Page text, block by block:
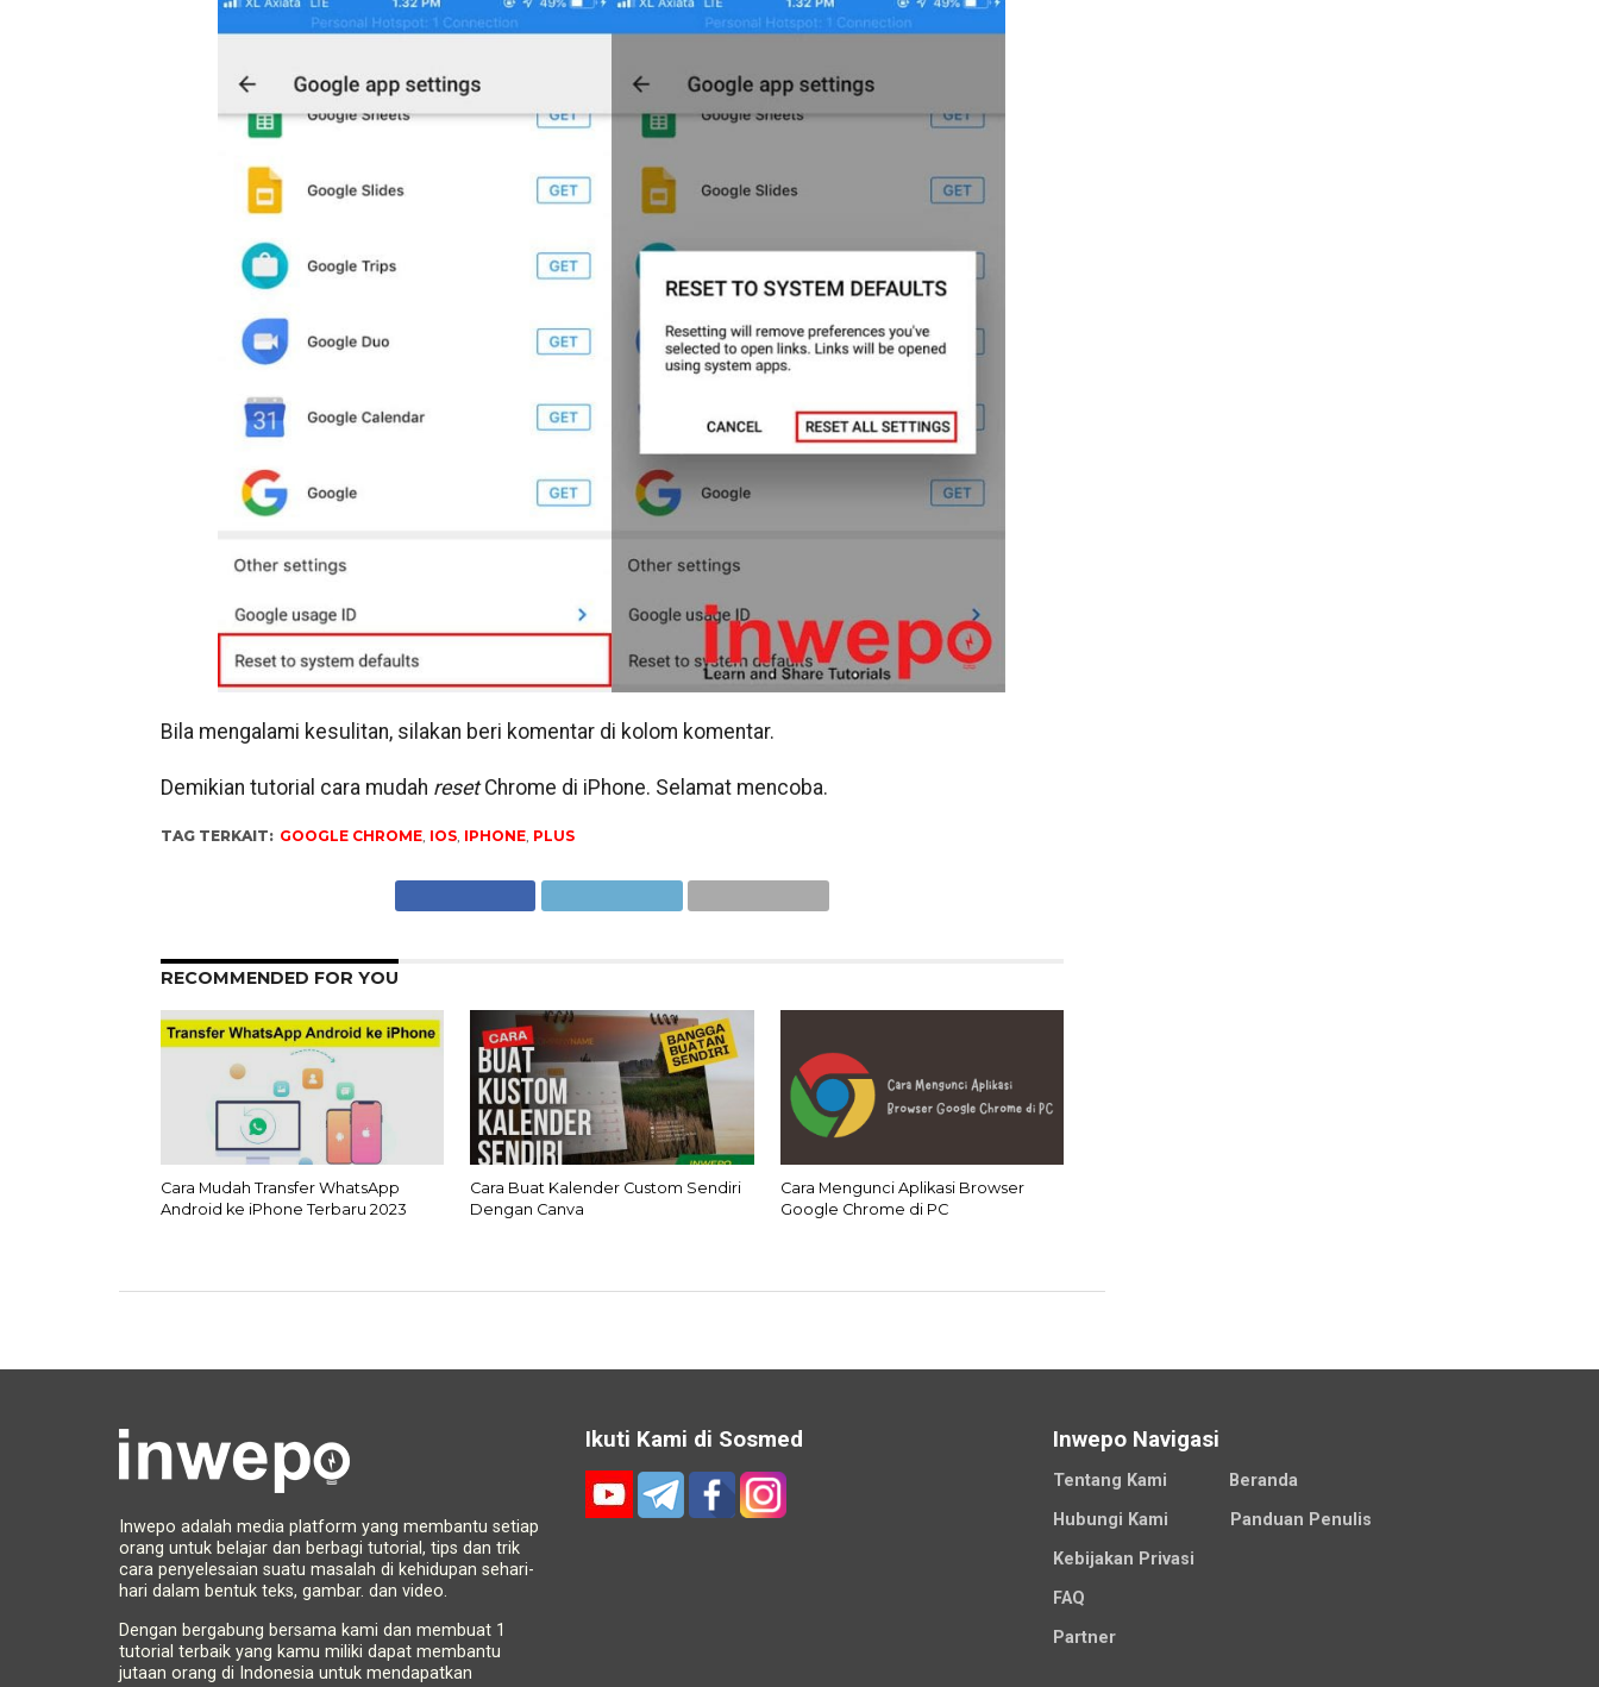
Bila mengalami kesulitan, silakan beri komentar di kolom komentar.
Demikian tutorial cara mudah resetChrome di iPhone. Selamat mencoba.
TAG TERKAIT: GOOGLE CHROME, IOS, IPHONE, PLUS
RECOMMENDED FOR YOU
Cara Mudah Transfer WhatsApp
Android ke iPhone Terbaru 2023
Cara Buat Kalender Custom Sendiri
Dengan Canva
Cara Mengunci Aplikasi Browser
Google Chrome di PC
Inwepo adalah media platform yang membantu setiap
orang untuk belajar dan berbagi tutorial, tips dan trik
cara penyelesaian suatu masalah di kehidupan sehari-
hari dalam bentuk teks, gambar. dan video.
Dengan bergabung bersama kami dan membuat 1
tutorial terbaik yang kamu miliki dapat membantu
jutaan orang di Indonesia untuk mendapatkan
Ikuti Kami di Sosmed Inwepo Navigasi
Tentang Kami
Beranda
Hubungi Kami
Panduan Penulis
Kebijakan Privasi
FAQ
Partner